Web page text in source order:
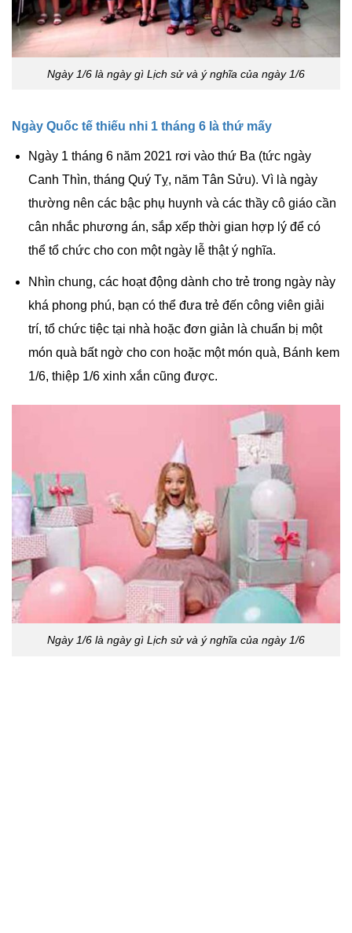
Ngày 1/6 là ngày gì Lịch sử và ý nghĩa của ngày 1/6
Ngày Quốc tế thiếu nhi 1 tháng 6 là thứ mấy
Ngày 1 tháng 6 năm 2021 rơi vào thứ Ba (tức ngày
Canh Thìn, tháng Quý Tỵ, năm Tân Sửu). Vì là ngày
thường nên các bậc phụ huynh và các thầy cô giáo cần
cân nhắc phương án, sắp xếp thời gian hợp lý để có
thể tổ chức cho con một ngày lễ thật ý nghĩa.
Nhìn chung, các hoạt động dành cho trẻ trong ngày này
khá phong phú, bạn có thể đưa trẻ đến công viên giải
trí, tổ chức tiệc tại nhà hoặc đơn giản là chuẩn bị một
món quà bất ngờ cho con hoặc một món quà, Bánh kem
1/6, thiệp 1/6 xinh xắn cũng được.
Ngày 1/6 là ngày gì Lịch sử và ý nghĩa của ngày 1/6